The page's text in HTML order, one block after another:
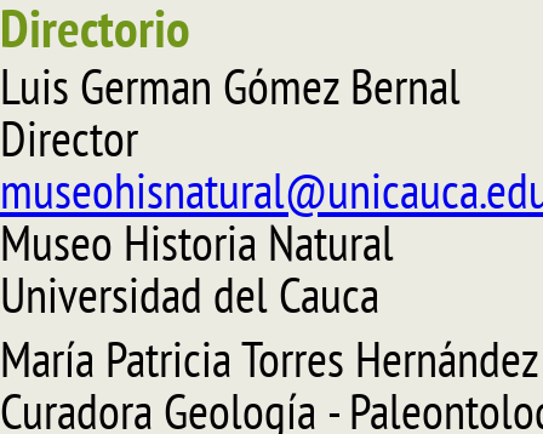
Directorio
Luis German Gómez Bernal
Director
Museo Historia Natural
Universidad del Cauca
María Patricia Torres Hernández
Curadora Geología -